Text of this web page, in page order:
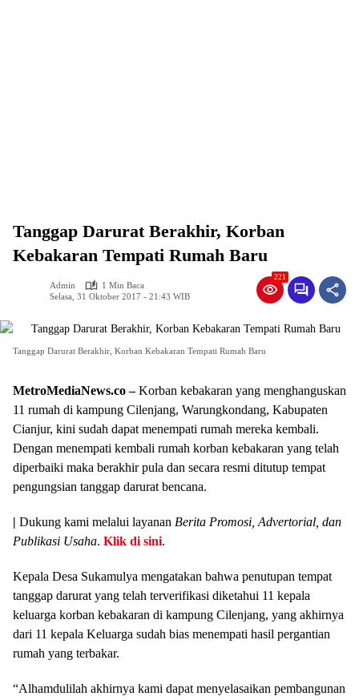
Tanggap Darurat Berakhir, Korban
Kebakaran Tempati Rumah Baru
Admin
1 Min Baca
Selasa, 31 Oktober 2017 - 21:43 WIB
221
Tanggap Darurat Berakhir, Korban Kebakaran Tempati Rumah Baru
MetroMediaNews.co –Korban kebakaran yang menghanguskan
11 rumah di kampung Cilenjang, Warungkondang, Kabupaten
Cianjur, kini sudah dapat menempati rumah mereka kembali.
Dengan menempati kembali rumah korban kebakaran yang telah
diperbaiki maka berakhir pula dan secara resmi ditutup tempat
pengungsian tanggap darurat bencana.
| Dukung kami melalui layanan Berita Promosi, Advertorial, dan
Publikasi Usaha. Klik di sini.
Kepala Desa Sukamulya mengatakan bahwa penutupan tempat
tanggap darurat yang telah terverifikasi diketahui 11 kepala
keluarga korban kebakaran di kampung Cilenjang, yang akhirnya
dari 11 kepala Keluarga sudah bias menempati hasil pergantian
rumah yang terbakar.
“Alhamdulilah akhirnya kami dapat menyelasaikan pembangunan